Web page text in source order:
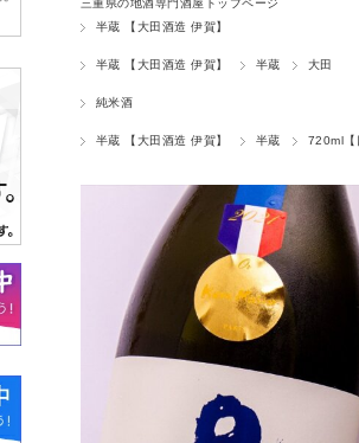
三重県の地酒専門酒屋トップページ
半蔵 【大田酒造 伊賀】
半蔵 【大田酒造 伊賀】 半蔵 大田
純米酒
半蔵 【大田酒造 伊賀】 半蔵 720ml【